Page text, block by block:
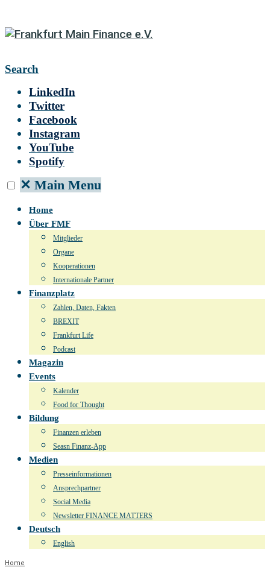
Search
LinkedIn
Twitter
Facebook
Instagram
YouTube
Spotify
✕ Main Menu
Home
Über FMF
Mitglieder
Organe
Kooperationen
Internationale Partner
Finanzplatz
Zahlen, Daten, Fakten
BREXIT
Frankfurt Life
Podcast
Magazin
Events
Kalender
Food for Thought
Bildung
Finanzen erleben
Seasn Finanz-App
Medien
Presseinformationen
Ansprechpartner
Social Media
Newsletter FINANCE MATTERS
Deutsch
English
Home